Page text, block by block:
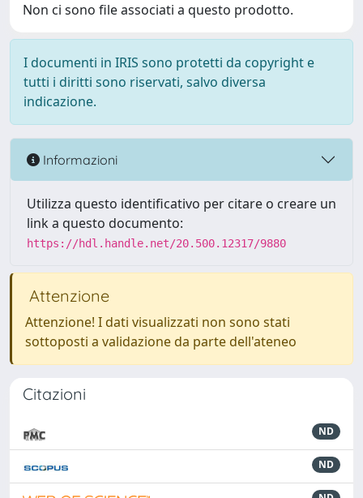
Non ci sono file associati a questo prodotto.
I documenti in IRIS sono protetti da copyright e
tutti i diritti sono riservati, salvo diversa
indicazione.
Informazioni
Utilizza questo identificativo per citare o creare un
link a questo documento:
https://hdl.handle.net/20.500.12317/9880
Attenzione
Attenzione! I dati visualizzati non sono stati
sottoposti a validazione da parte dell'ateneo
Citazioni
ND
ND